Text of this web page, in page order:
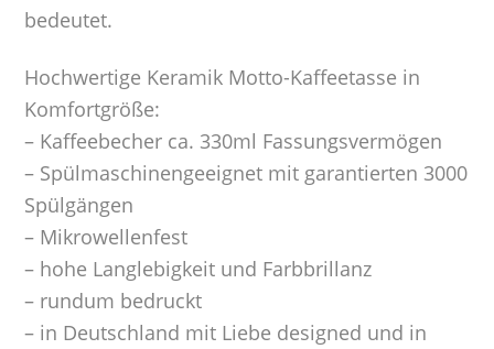
bedeutet.
Hochwertige Keramik Motto-Kaffeetasse in
Komfortgröße:
– Kaffeebecher ca. 330ml Fassungsvermögen
– Spülmaschinengeeignet mit garantierten 3000
Spülgängen
– Mikrowellenfest
– hohe Langlebigkeit und Farbbrillanz
– rundum bedruckt
– in Deutschland mit Liebe designed und in